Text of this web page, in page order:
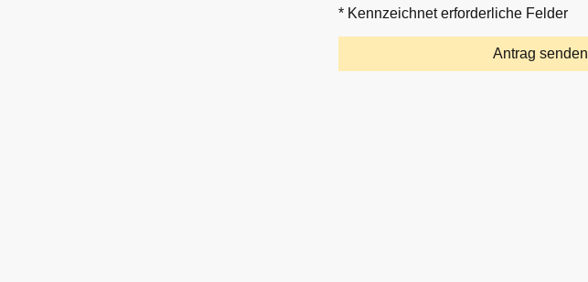
* Kennzeichnet erforderliche Felder
Antrag senden